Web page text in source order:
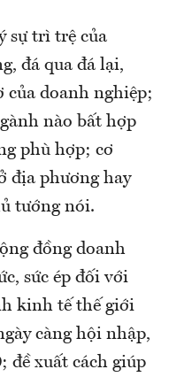
sự trì trệ của
đá qua đá lại,
của doanh nghiệp;
nào bất hợp
phù hợp; cơ
địa phương hay
tướng nói.
đồng doanh
sức ép đối với
kinh tế thế giới
càng hội nhập,
đề xuất cách giúp